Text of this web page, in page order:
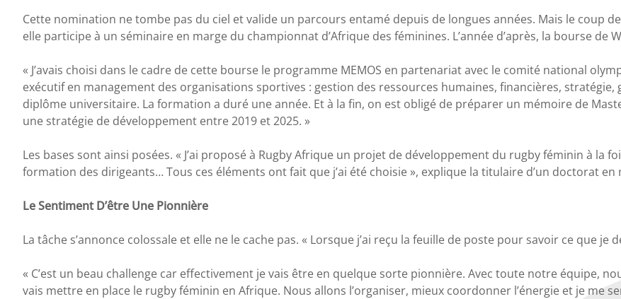
Cette nomination ne tombe pas du ciel et valide un parcours entamé depuis de longues années. Mais le coup
elle participe à un séminaire en marge du championnat d’Afrique des féminines. L’année d’après, la bourse de
« J’avais choisi dans le cadre de cette bourse le programme MEMOS en partenariat avec le comité national
exécutif en management des organisations sportives : gestion des ressources humaines, financières,
diplôme universitaire. La formation a duré une année. Et à la fin, on est obligé de préparer un mémoire de
une stratégie de développement entre 2019 et 2025. »
Les bases sont ainsi posées. « J’ai proposé à Rugby Afrique un projet de développement du rugby féminin à
formation des dirigeants… Tous ces éléments ont fait que j’ai été choisie », explique la titulaire d’un doctorat
Le Sentiment D’être Une Pionnière
La tâche s’annonce colossale et elle ne le cache pas. « Lorsque j’ai reçu la feuille de poste pour savoir ce que je
« C’est un beau challenge car effectivement je vais être en quelque sorte pionnière. Avec toute notre équipe,
vais mettre en place le rugby féminin en Afrique. Nous allons l’organiser, mieux coordonner l’énergie et je me